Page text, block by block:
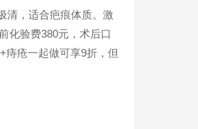
清，适合疤痕体质。激
化验费380元，术后口
痔疮一起做可享9折，但